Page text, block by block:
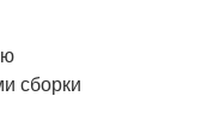
сборки